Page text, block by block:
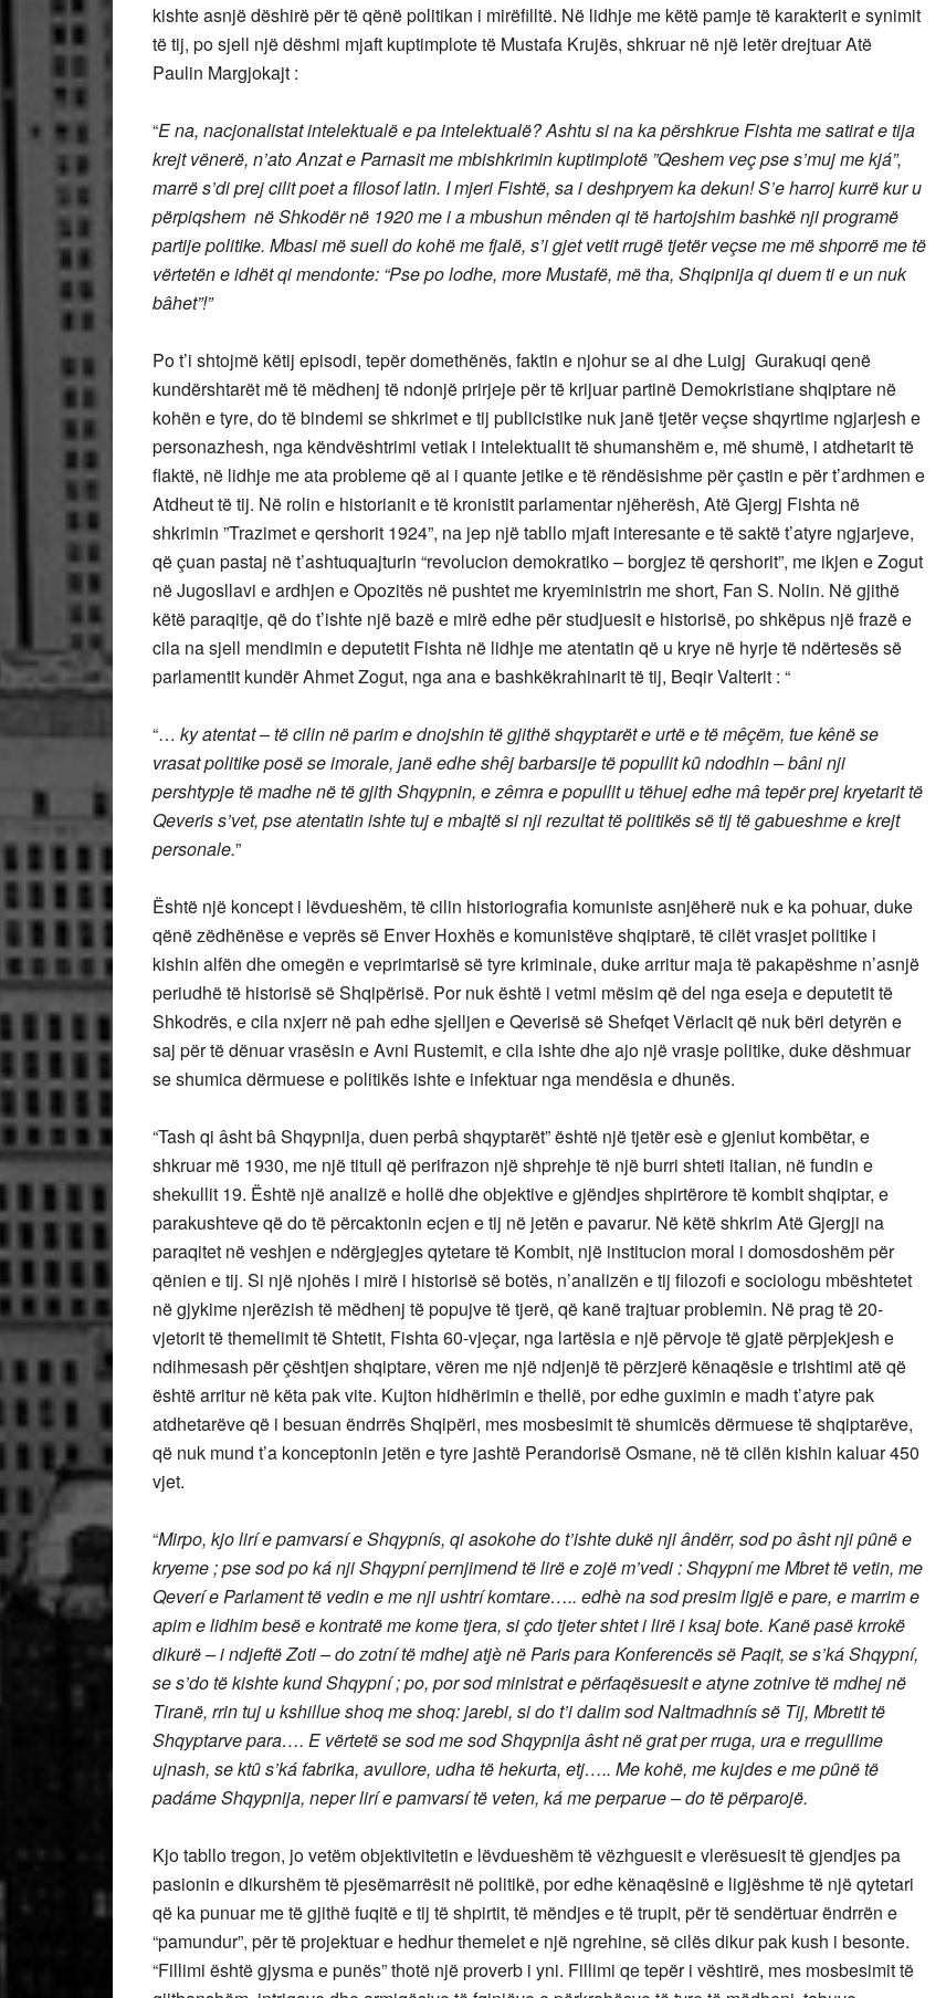
kishte asnjë dëshirë për të qënë politikan i mirëfilltë. Në lidhje me këtë pamje të karakterit e synimit
të tij, po sjell një dëshmi mjaft kuptimplote të Mustafa Krujës, shkruar në një letër drejtuar Atë
Paulin Margjokajt :
“E na, nacjonalistat intelektualë e pa intelektualë? Ashtu si na ka përshkrue Fishta me satirat e tija
krejt vënerë, n’ato Anzat e Parnasit me mbishkrimin kuptimplotë ”Qeshem veç pse s’muj me kjá”,
marrë s’di prej cilit poet a filosof latin. I mjeri Fishtë, sa i deshpryem ka dekun! S’e harroj kurrë kur u
përpiqshem në Shkodër në 1920 me i a mbushun mênden qi të hartojshim bashkë nji programë
partije politike. Mbasi më suell do kohë me fjalë, s’i gjet vetit rrugë tjetër veçse me më shporrë me të
vërtetën e idhët qi mendonte: “Pse po lodhe, more Mustafë, më tha, Shqipnija qi duem ti e un nuk
bâhet”!”
Po t’i shtojmë këtij episodi, tepër domethënës, faktin e njohur se ai dhe Luigj Gurakuqi qenë
kundërshtarët më të mëdhenj të ndonjë prirjeje për të krijuar partinë Demokristiane shqiptare në
kohën e tyre, do të bindemi se shkrimet e tij publicistike nuk janë tjetër veçse shqyrtime ngjarjesh e
personazhesh, nga këndvështrimi vetiak i intelektualit të shumanshëm e, më shumë, i atdhetarit të
flaktë, në lidhje me ata probleme që ai i quante jetike e të rëndësishme për çastin e për t’ardhmen e
Atdheut të tij. Në rolin e historianit e të kronistit parlamentar njëherësh, Atë Gjergj Fishta në
shkrimin ”Trazimet e qershorit 1924”, na jep një tabllo mjaft interesante e të saktë t’atyre ngjarjeve,
që çuan pastaj në t’ashtuquajturin “revolucion demokratiko – borgjez të qershorit”, me ikjen e Zogut
në Jugosllavi e ardhjen e Opozitës në pushtet me kryeministrin me short, Fan S. Nolin. Në gjithë
këtë paraqitje, që do t’ishte një bazë e mirë edhe për studjuesit e historisë, po shkëpus një frazë e
cila na sjell mendimin e deputetit Fishta në lidhje me atentatin që u krye në hyrje të ndërtesës së
parlamentit kundër Ahmet Zogut, nga ana e bashkëkrahinarit të tij, Beqir Valterit : “
“… ky atentat – të cilin në parim e dnojshin të gjithë shqyptarët e urtë e të mêçëm, tue kênë se
vrasat politike posë se imorale, janë edhe shêj barbarsije të popullit kȗ ndodhin – bâni nji
pershtypje të madhe në të gjith Shqypnin, e zêmra e popullit u tëhuej edhe mâ tepër prej kryetarit të
Qeveris s’vet, pse atentatin ishte tuj e mbajtë si nji rezultat të politikës së tij të gabueshme e krejt
personale.”
Është një koncept i lëvdueshëm, të cilin historiografia komuniste asnjëherë nuk e ka pohuar, duke
qënë zëdhënëse e veprës së Enver Hoxhës e komunistëve shqiptarë, të cilët vrasjet politike i
kishin alfën dhe omegën e veprimtarisë së tyre kriminale, duke arritur maja të pakapëshme n’asnjë
periudhë të historisë së Shqipërisë. Por nuk është i vetmi mësim që del nga eseja e deputetit të
Shkodrës, e cila nxjerr në pah edhe sjelljen e Qeverisë së Shefqet Vërlacit që nuk bëri detyrën e
saj për të dënuar vrasësin e Avni Rustemit, e cila ishte dhe ajo një vrasje politike, duke dëshmuar
se shumica dërmuese e politikës ishte e infektuar nga mendësia e dhunës.
“Tash qi âsht bâ Shqypnija, duen perbâ shqyptarët” është një tjetër esè e gjeniut kombëtar, e
shkruar më 1930, me një titull që perifrazon një shprehje të një burri shteti italian, në fundin e
shekullit 19. Është një analizë e hollë dhe objektive e gjëndjes shpirtërore të kombit shqiptar, e
parakushteve që do të përcaktonin ecjen e tij në jetën e pavarur. Në këtë shkrim Atë Gjergji na
paraqitet në veshjen e ndërgjegjes qytetare të Kombit, një institucion moral i domosdoshëm për
qënien e tij. Si një njohës i mirë i historisë së botës, n’analizën e tij filozofi e sociologu mbështetet
në gjykime njerëzish të mëdhenj të popujve të tjerë, që kanë trajtuar problemin. Në prag të 20-
vjetorit të themelimit të Shtetit, Fishta 60-vjeçar, nga lartësia e një përvoje të gjatë përpjekjesh e
ndihmesash për çështjen shqiptare, vëren me një ndjenjë të përzjerë kënaqësie e trishtimi atë që
është arritur në këta pak vite. Kujton hidhërimin e thellë, por edhe guximin e madh t’atyre pak
atdhetarëve që i besuan ëndrrës Shqipëri, mes mosbesimit të shumicës dërmuese të shqiptarëve,
që nuk mund t’a konceptonin jetën e tyre jashtë Perandorisë Osmane, në të cilën kishin kaluar 450
vjet.
“Mirpo, kjo lirí e pamvarsí e Shqypnís, qi asokohe do t’ishte dukë nji ândërr, sod po âsht nji pȗnë e
kryeme ; pse sod po ká nji Shqypní pernjimend të lirë e zojë m’vedi : Shqypní me Mbret të vetin, me
Qeverí e Parlament të vedin e me nji ushtrí komtare….. edhè na sod presim ligjë e pare, e marrim e
apim e lidhim besë e kontratë me kome tjera, si çdo tjeter shtet i lirë i ksaj bote. Kanë pasë krrokë
dikurë – i ndjeftë Zoti – do zotní të mdhej atjè në Paris para Konferencës së Paqit, se s’ká Shqypní,
se s’do të kishte kund Shqypní ; po, por sod ministrat e përfaqësuesit e atyne zotnive të mdhej në
Tiranë, rrin tuj u kshillue shoq me shoq: jarebi, si do t’i dalim sod Naltmadhnís së Tij, Mbretit të
Shqyptarve para…. E vërtetë se sod me sod Shqypnija âsht në grat per rruga, ura e rregullime
ujnash, se ktȗ s’ká fabrika, avullore, udha të hekurta, etj….. Me kohë, me kujdes e me pȗnë të
padáme Shqypnija, neper lirí e pamvarsí të veten, ká me perparue – do të përparojë.
Kjo tabllo tregon, jo vetëm objektivitetin e lëvdueshëm të vëzhguesit e vlerësuesit të gjendjes pa
pasionin e dikurshëm të pjesëmarrësit në politikë, por edhe kënaqësinë e ligjëshme të një qytetari
që ka punuar me të gjithë fuqitë e tij të shpirtit, të mëndjes e të trupit, për të sendërtuar ëndrrën e
“pamundur”, për të projektuar e hedhur themelet e një ngrehine, së cilës dikur pak kush i besonte.
“Fillimi është gjysma e punës” thotë një proverb i yni. Fillimi qe tepër i vështirë, mes mosbesimit të